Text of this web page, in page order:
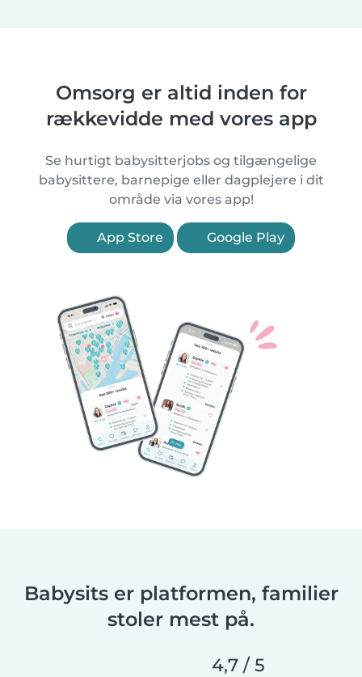
Omsorg er altid inden for
rækkevidde med vores app
Se hurtigt babysitterjobs og tilgængelige
babysittere, barnepige eller dagplejere i dit
område via vores app!
App Store Google Play
Babysits er platformen, familier
stoler mest på.
4,7 / 5